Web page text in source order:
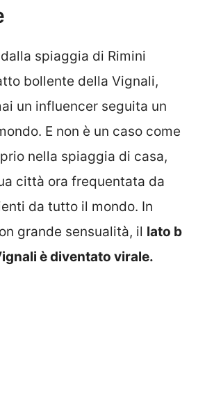
spiaggia di Rimini
bollente della Vignali,
un influencer seguita un
E non è un caso come
nella spiaggia di casa,
città ora frequentata da
da tutto il mondo. In
grande sensualità, il lato b
è diventato virale.